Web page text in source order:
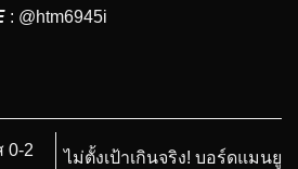
@htm6945i
0-2
ไม่ตั้งเป้าเกินจริง! บอร์ดแมนยู